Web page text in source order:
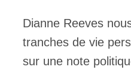
Dianne Reeves
tranches de vie
sur une note